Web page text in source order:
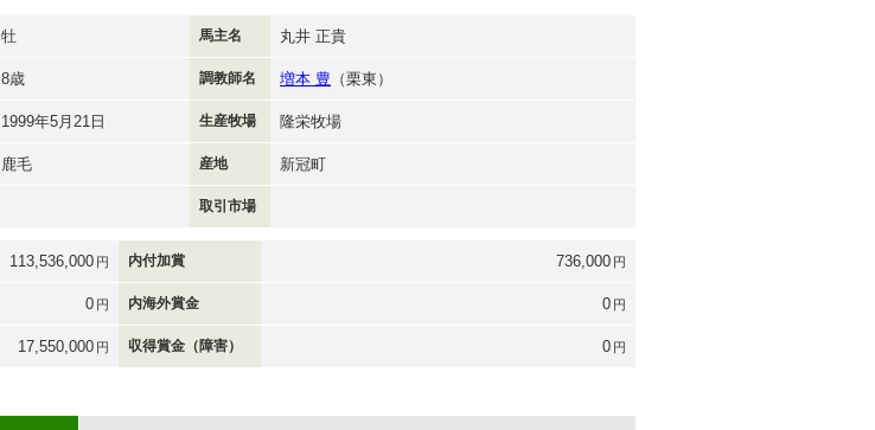
牡 馬主名 丸井 正貴
8歳 調教師名 増本 豊 （栗東）
1999年5月21日 生産牧場 隆栄牧場
鹿毛 産地 新冠町
取引市場
113,536,000 円 内付加賞 736,000 円
0 円 内海外賞金 0 円
17,550,000 円 収得賞金（障害） 0 円